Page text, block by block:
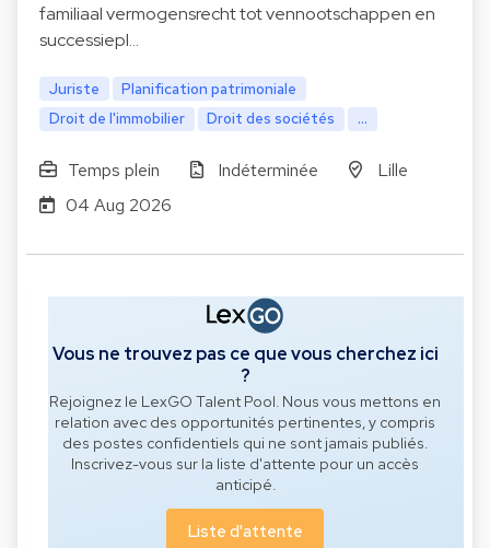
familiaal vermogensrecht tot vennootschappen en
successiepl…
Juriste
Planification patrimoniale
Droit de l'immobilier
Droit des sociétés ...
Temps plein Indéterminée
Lille
04 Aug 2026
Vous ne trouvez pas ce que vous cherchez ici
?
Rejoignez le LexGO Talent Pool. Nous vous mettons en
relation avec des opportunités pertinentes, y compris
des postes confidentiels qui ne sont jamais publiés.
Inscrivez-vous sur la liste d'attente pour un accès
anticipé.
Liste d'attente